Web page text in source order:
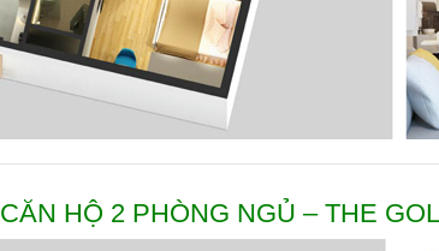
CĂN HỘ 2 PHÒNG NGỦ – THE